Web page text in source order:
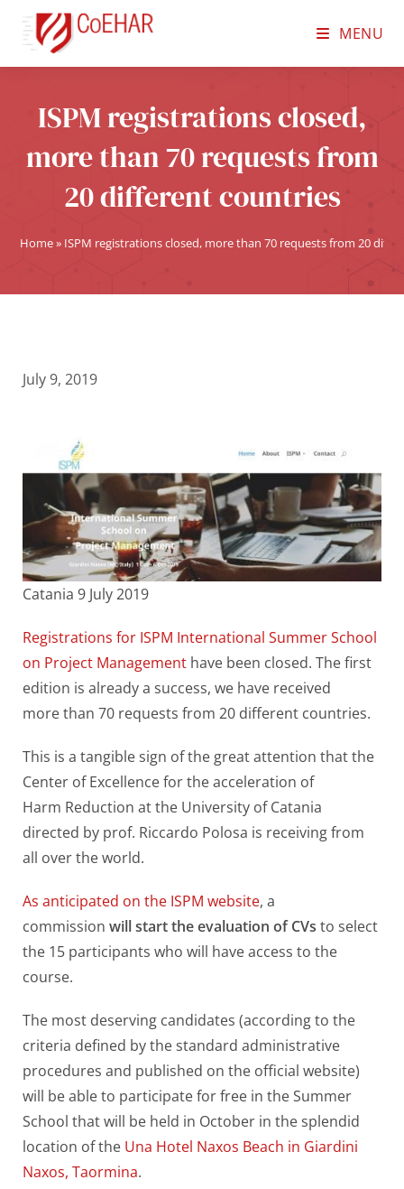
MENU
ISPM registrations closed,
more than 70 requests from
20 different countries
Home» ISPM registrations closed, more than 70 requests from 20
July 9, 2019
Catania 9 July 2019
Registrations for ISPM International Summer School
on Project Management have been closed. The first
edition is already a success, we have received
more than 70 requests from 20 different countries.
This is a tangible sign of the great attention that the
Center of Excellence for the acceleration of
Harm Reduction at the University of Catania
directed by prof. Riccardo Polosa is receiving from
all over the world.
As anticipated on the ISPM website, a
commission will start the evaluation of CVs to select
the 15 participants who will have access to the
course.
The most deserving candidates (according to the
criteria defined by the standard administrative
procedures and published on the official website)
will be able to participate for free in the Summer
School that will be held in October in the splendid
location of the Una Hotel Naxos Beach in Giardini
Naxos, Taormina.